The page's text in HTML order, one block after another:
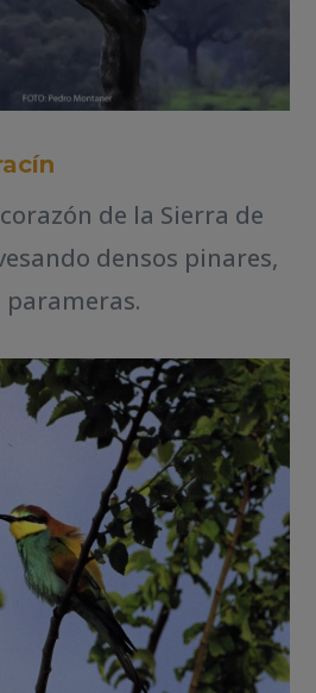
de la Sierra de
densos pinares,